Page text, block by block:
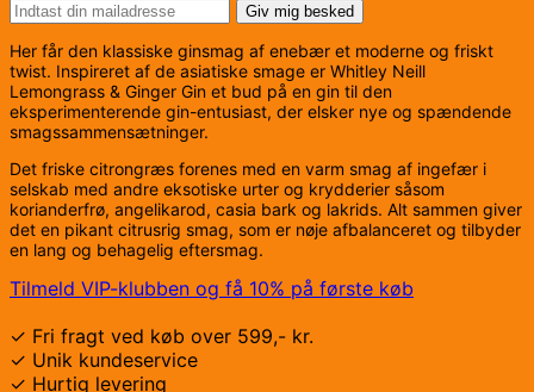
Giv mig besked
Her får den klassiske ginsmag af enebær et moderne og friskt
twist. Inspireret af de asiatiske smage er Whitley Neill
Lemongrass & Ginger Gin et bud på en gin til den
eksperimenterende gin-entusiast, der elsker nye og spændende
smagssammensætninger.
Det friske citrongræs forenes med en varm smag af ingefær i
selskab med andre eksotiske urter og krydderier såsom
korianderfrø, angelikarod, casia bark og lakrids. Alt sammen giver
det en pikant citrusrig smag, som er nøje afbalanceret og tilbyder
en lang og behagelig eftersmag.
Tilmeld VIP-klubben og få 10% på første køb
✓ Fri fragt ved køb over 599,- kr.
✓ Unik kundeservice
✓ Hurtig levering